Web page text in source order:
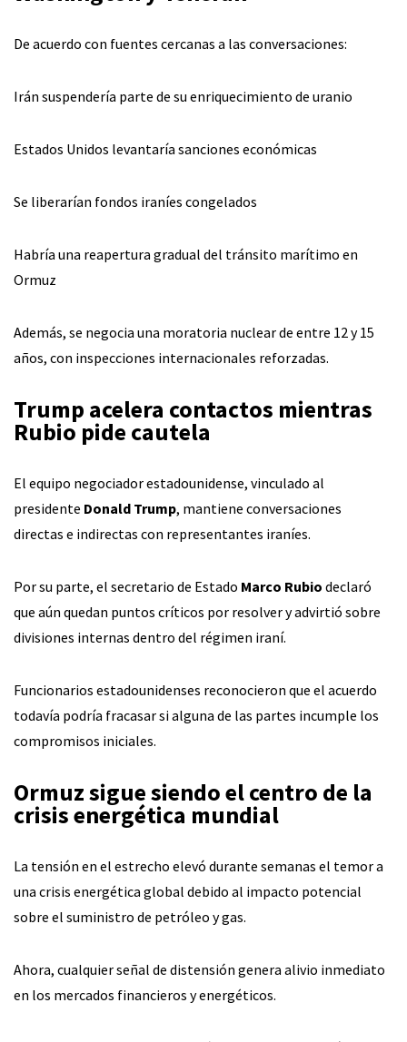
De acuerdo con fuentes cercanas a las conversaciones:
Irán suspendería parte de su enriquecimiento de uranio
Estados Unidos levantaría sanciones económicas
Se liberarían fondos iraníes congelados
Habría una reapertura gradual del tránsito marítimo en
Ormuz
Además, se negocia una moratoria nuclear de entre 12 y 15
años, con inspecciones internacionales reforzadas.
Trump acelera contactos mientras
Rubio pide cautela
El equipo negociador estadounidense, vinculado al
presidente Donald Trump, mantiene conversaciones
directas e indirectas con representantes iraníes.
Por su parte, el secretario de Estado Marco Rubio declaró
que aún quedan puntos críticos por resolver y advirtió sobre
divisiones internas dentro del régimen iraní.
Funcionarios estadounidenses reconocieron que el acuerdo
todavía podría fracasar si alguna de las partes incumple los
compromisos iniciales.
Ormuz sigue siendo el centro de la
crisis energética mundial
La tensión en el estrecho elevó durante semanas el temor a
una crisis energética global debido al impacto potencial
sobre el suministro de petróleo y gas.
Ahora, cualquier señal de distensión genera alivio inmediato
en los mercados financieros y energéticos.